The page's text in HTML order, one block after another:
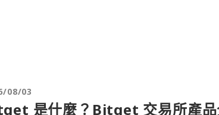
08/03
是什麼？Bitget 交易所產品